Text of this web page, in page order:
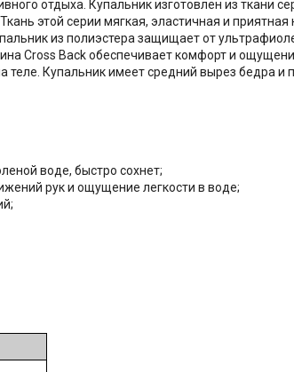
отдыха. Купальник изготовлен из ткани
этой серии мягкая, эластичная и
из полиэстера защищает от
Cross Back обеспечивает комфорт и
Купальник имеет средний вырез бедра и
воде, быстро сохнет;
рук и ощущение легкости в воде;